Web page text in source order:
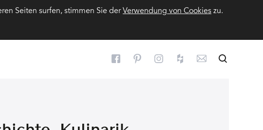
Seiten surfen, stimmen Sie derVerwendung von Cookies zu.